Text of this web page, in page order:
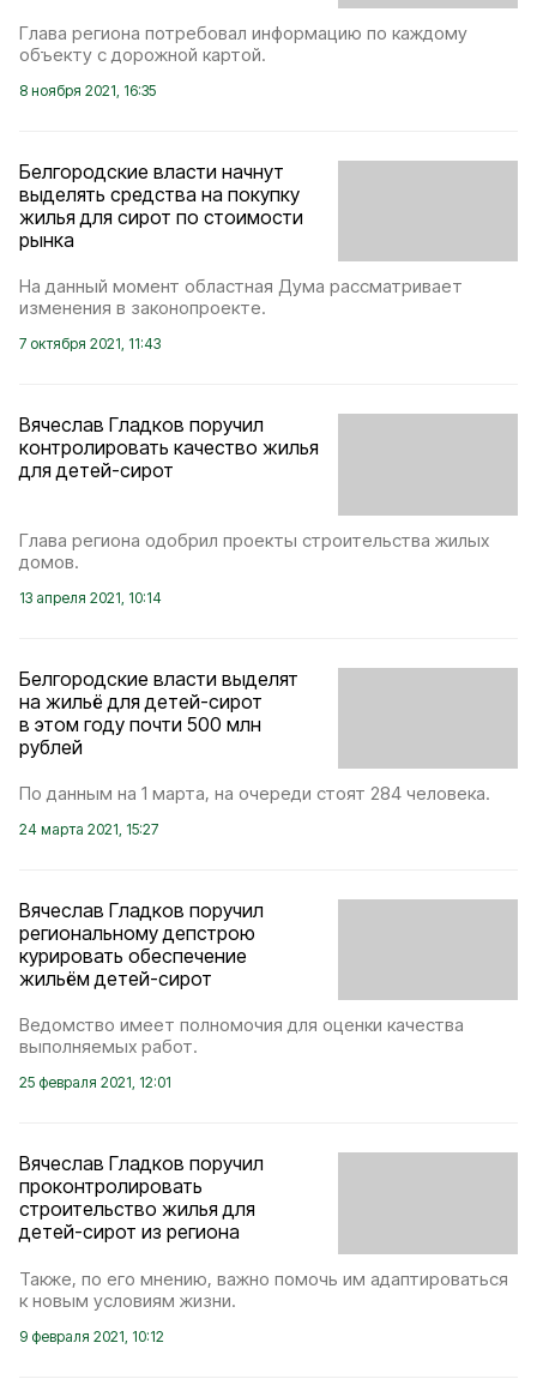
Глава региона потребовал информацию по каждому
объекту с дорожной картой.
8 ноября 2021, 16:35
Белгородские власти начнут
выделять средства на покупку
жилья для сирот по стоимости
рынка
На данный момент областная Дума рассматривает
изменения в законопроекте.
7 октября 2021, 11:43
Вячеслав Гладков поручил
контролировать качество жилья
для детей-сирот
Глава региона одобрил проекты строительства жилых
домов.
13 апреля 2021, 10:14
Белгородские власти выделят
на жильё для детей-сирот
в этом году почти 500 млн
рублей
По данным на 1 марта, на очереди стоят 284 человека.
24 марта 2021, 15:27
Вячеслав Гладков поручил
региональному депстрою
курировать обеспечение
жильём детей-сирот
Ведомство имеет полномочия для оценки качества
выполняемых работ.
25 февраля 2021, 12:01
Вячеслав Гладков поручил
проконтролировать
строительство жилья для
детей-сирот из региона
Также, по его мнению, важно помочь им адаптироваться
к новым условиям жизни.
9 февраля 2021, 10:12